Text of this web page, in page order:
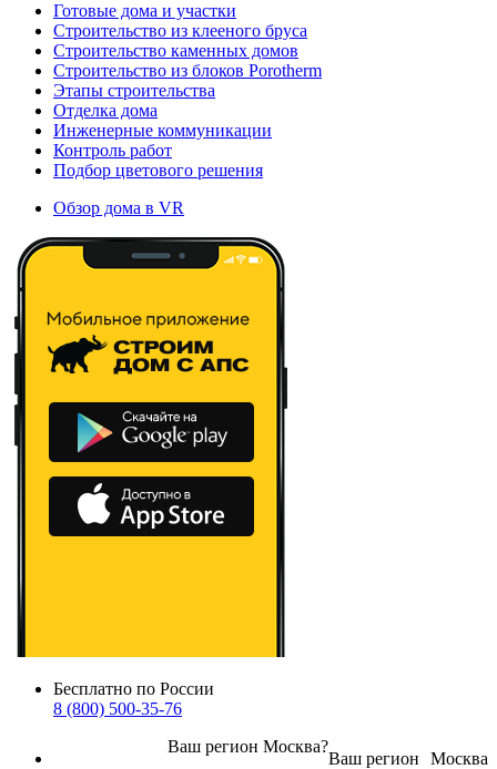
Готовые дома и участки
Строительство из клееного бруса
Строительство каменных домов
Строительство из блоков Porotherm
Этапы строительства
Отделка дома
Инженерные коммуникации
Контроль работ
Подбор цветового решения
Обзор дома в VR
Бесплатно по России
8 (800) 500-35-76
Москва
Ваш регион
Ваш регион Москва?